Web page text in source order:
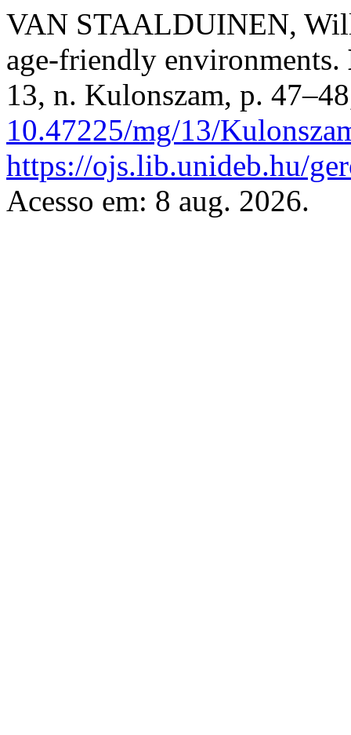
VAN STAALDUINEN,
age-friendly environments.
13, n. Kulonszam, p.
10.47225/mg/13/
https://ojs.lib.unideb.hu/
Acesso em: 8 aug. 2026.